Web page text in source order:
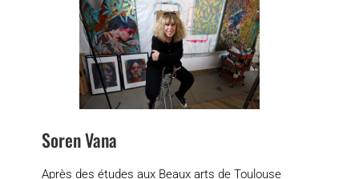
Soren Vana
Après des études aux Beaux arts de Toulouse